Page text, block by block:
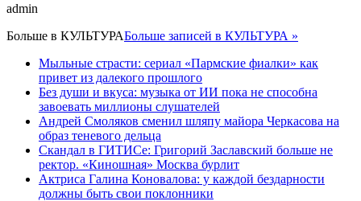
admin
Больше в КУЛЬТУРАБольше записей в КУЛЬТУРА »
Мыльные страсти: сериал «Пармские фиалки» как
привет из далекого прошлого
Без души и вкуса: музыка от ИИ пока не способна
завоевать миллионы слушателей
Андрей Смоляков сменил шляпу майора Черкасова на
образ теневого дельца
Скандал в ГИТИСе: Григорий Заславский больше не
ректор. «Киношная» Москва бурлит
Актриса Галина Коновалова: у каждой бездарности
должны быть свои поклонники